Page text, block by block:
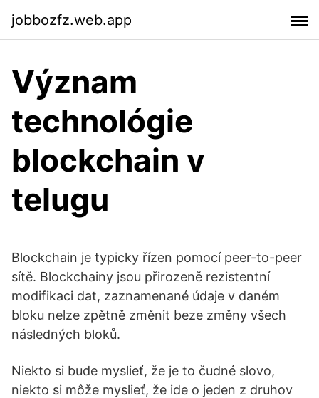
jobbozfz.web.app
Význam
technológie
blockchain v
telugu
Blockchain je typicky řízen pomocí peer-to-peer
sítě. Blockchainy jsou přirozeně rezistentní
modifikaci dat, zaznamenané údaje v daném
bloku nelze zpětně změnit beze změny všech
následných bloků.
Niekto si bude myslieť, že je to čudné slovo,
niekto si môže myslieť, že ide o jeden z druhov